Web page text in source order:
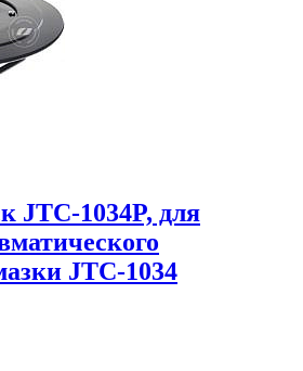
JTC-1034P, для
JTC-1034